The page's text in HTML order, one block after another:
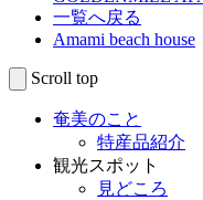
一覧へ戻る
Amami beach house
Scroll top
奄美のこと
特産品紹介
観光スポット
見どころ